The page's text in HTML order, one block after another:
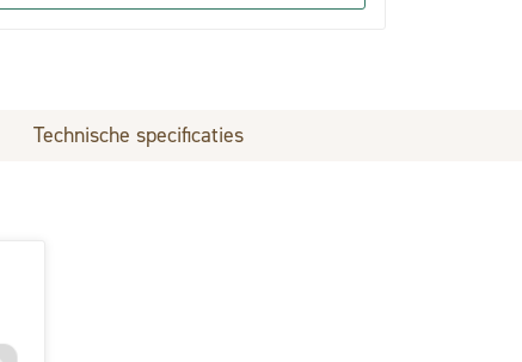
Technische specificaties